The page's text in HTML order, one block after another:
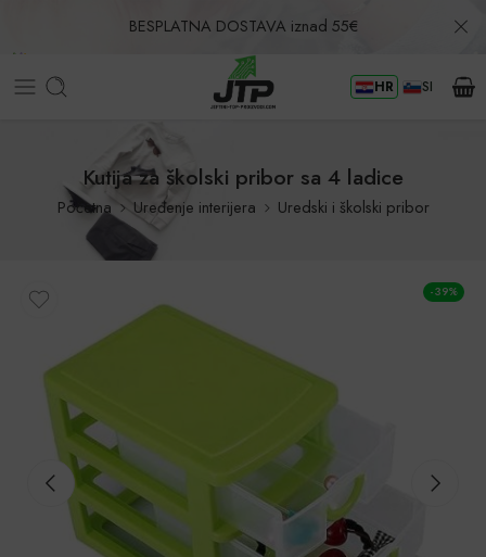
BESPLATNA DOSTAVA iznad 55€
Povrat u roku od 30 dana! HR SI
Kutija za školski pribor sa 4 ladice
Početna Uređenje interijera Uredski i školski pribor
-39%